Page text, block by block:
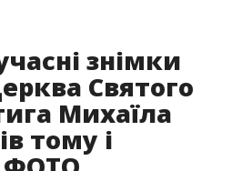
знімки
Святого
Михаїла
тому і